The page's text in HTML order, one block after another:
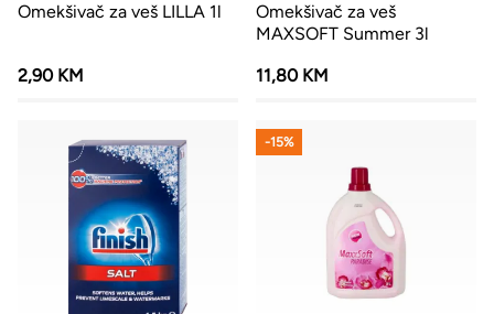
Omekšivač za veš LILLA 1l
2,90 KM
Omekšivač za veš
MAXSOFT Summer 3l
11,80 KM
-15%